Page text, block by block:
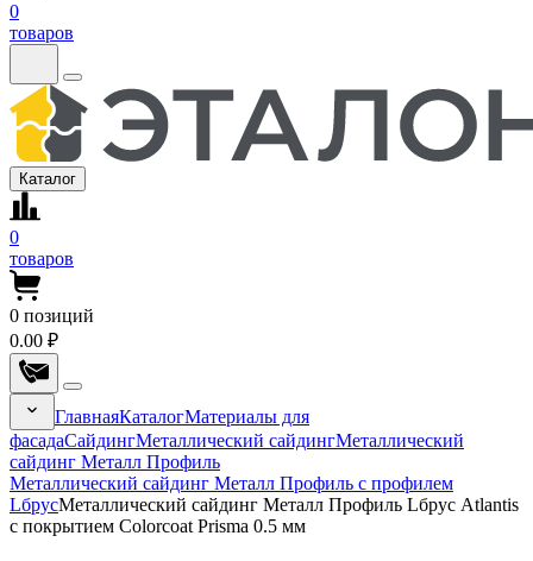
0
товаров
Каталог
0
товаров
0 позиций
0.00 ₽
ГлавнаяКаталогМатериалы для
фасадаСайдингМеталлический сайдингМеталлический
сайдинг Металл Профиль
Металлический сайдинг Металл Профиль с профилем
LбрусМеталлический сайдинг Металл Профиль Lбрус Atlantis
с покрытием Colorcoat Prisma 0.5 мм